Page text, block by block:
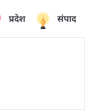
प्रदेश